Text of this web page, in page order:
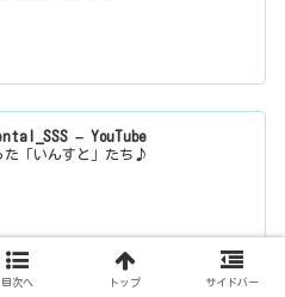
– YouTube
た「いんすと」たち♪
目次へ トップ サイドバー